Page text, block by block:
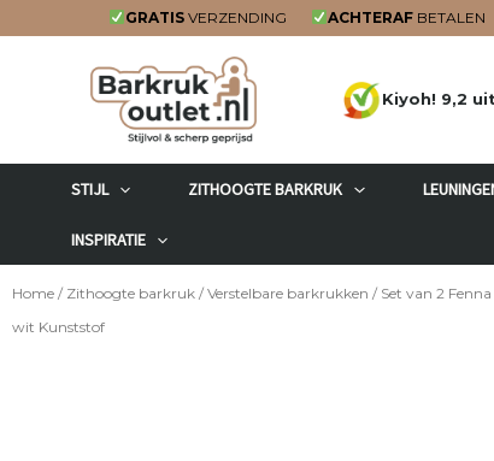
GRATIS VERZENDING ACHTERAF
Kiyoh! 9,2
STIJL ZITHOOGTE BARKRUK
INSPIRATIE
Home / Zithoogte barkruk / Verstelbare barkrukken / Set van 2
wit Kunststof